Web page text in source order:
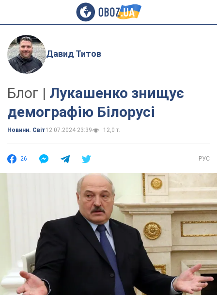
Давид Титов
Блог | Лукашенко знищує
демографію Білорусі
Новини. Світ12.07.2024 23:39 12,0 т.
26 РУС